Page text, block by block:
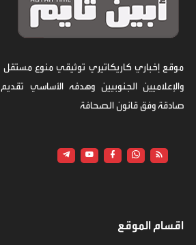
موقع إخباري كاريكاتيري توثيقي منوع
والإعلاميين الجنوبيين وهدفه الأساسي
صادقة وفق قانون الصحافة
اقسام الموقع